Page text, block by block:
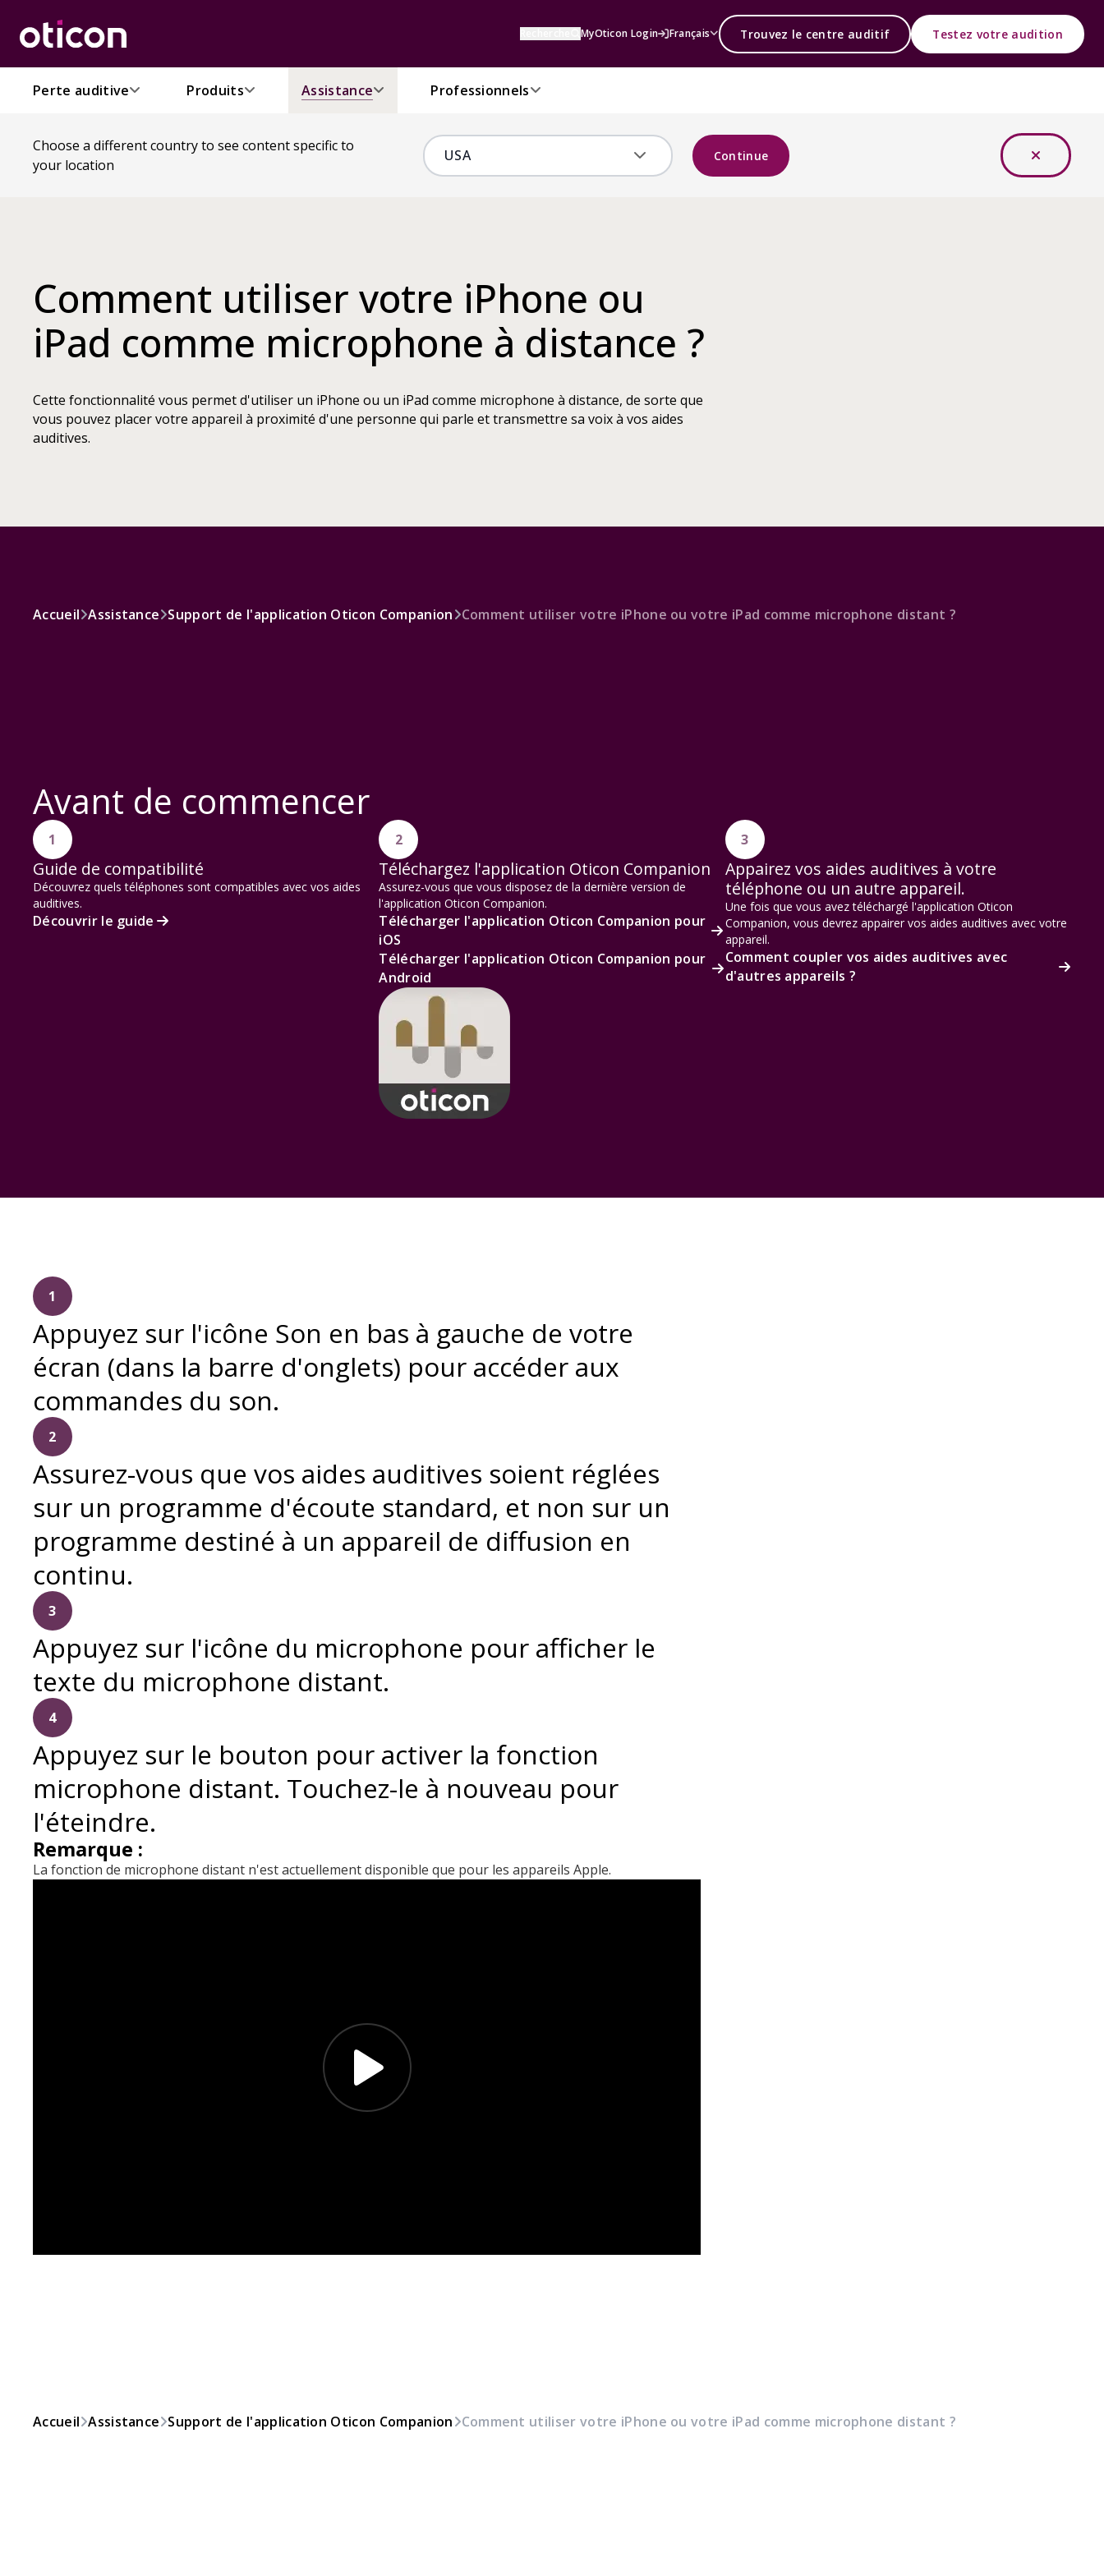
MyOticon Login Français Trouvez le centre auditif Testez votre audition
Perte auditive Produits Assistance Professionnels
Choose a different country to see content specific to
your location
Continue
Comment utiliser votre iPhone ou
iPad comme microphone à distance ?
Cette fonctionnalité vous permet d'utiliser un iPhone ou un iPad comme microphone à distance, de sorte que
vous pouvez placer votre appareil à proximité d'une personne qui parle et transmettre sa voix à vos aides
auditives.
Accueil Assistance Support de l'application Oticon Companion Comment utiliser votre iPhone ou votre iPad comme microphone distant ?
Avant de commencer
1
Guide de compatibilité
Découvrez quels téléphones sont compatibles avec vos aides
auditives.
Découvrir le guide
2
Téléchargez l'application Oticon Companion
Assurez-vous que vous disposez de la dernière version de
l'application Oticon Companion.
Télécharger l'application Oticon Companion pour
iOS
Télécharger l'application Oticon Companion pour
Android
3
Appairez vos aides auditives à votre
téléphone ou un autre appareil.
Une fois que vous avez téléchargé l'application Oticon
Companion, vous devrez appairer vos aides auditives avec votre
appareil.
Comment coupler vos aides auditives avec
d'autres appareils ?
1
Appuyez sur l'icône Son en bas à gauche de votre
écran (dans la barre d'onglets) pour accéder aux
commandes du son.
2
Assurez-vous que vos aides auditives soient réglées
sur un programme d'écoute standard, et non sur un
programme destiné à un appareil de diffusion en
continu.
3
Appuyez sur l'icône du microphone pour afficher le
texte du microphone distant.
4
Appuyez sur le bouton pour activer la fonction
microphone distant. Touchez-le à nouveau pour
l'éteindre.
Remarque :
La fonction de microphone distant n'est actuellement disponible que pour les appareils Apple.
Accueil Assistance Support de l'application Oticon Companion Comment utiliser votre iPhone ou votre iPad comme microphone distant ?